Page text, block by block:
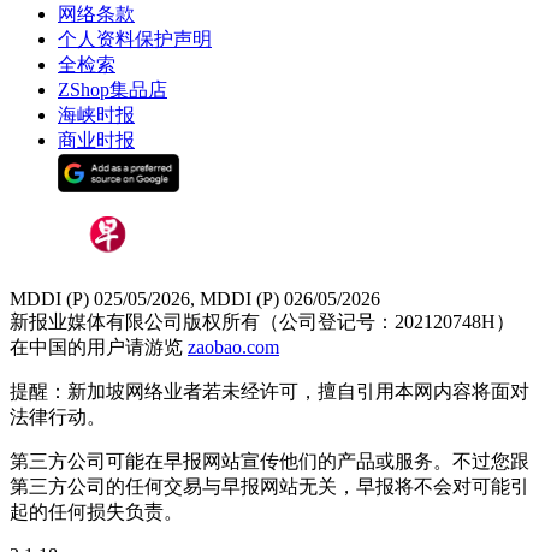
网络条款
个人资料保护声明
全检索
ZShop集品店
海峡时报
商业时报
MDDI (P) 025/05/2026, MDDI (P) 026/05/2026
新报业媒体有限公司版权所有（公司登记号：202120748H）
在中国的用户请游览 zaobao.com
提醒：新加坡网络业者若未经许可，擅自引用本网内容将面对
法律行动。
第三方公司可能在早报网站宣传他们的产品或服务。不过您跟
第三方公司的任何交易与早报网站无关，早报将不会对可能引
起的任何损失负责。